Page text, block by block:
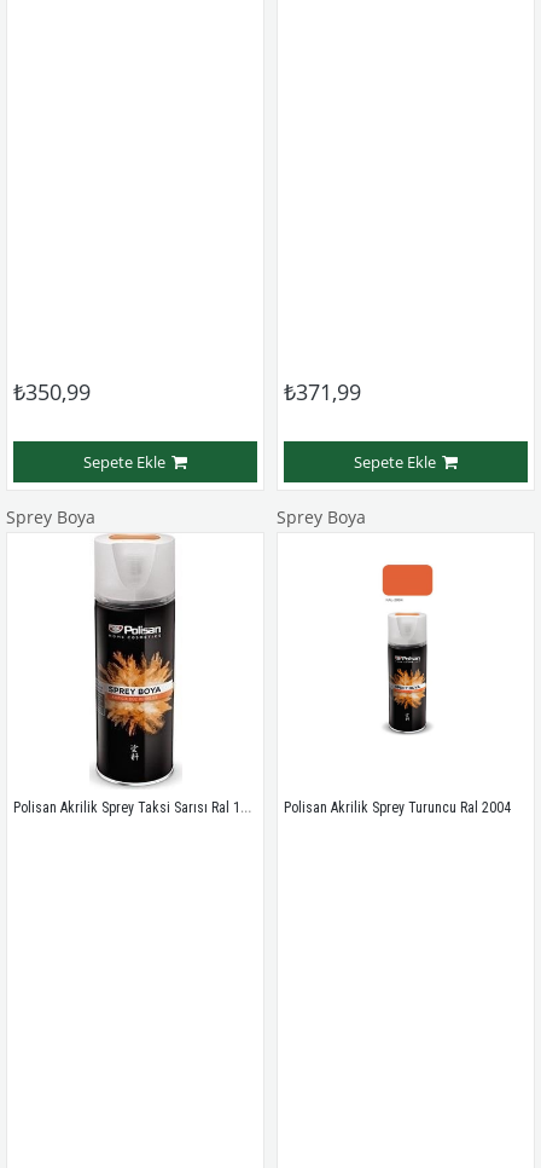
₺350,99
Sepete Ekle
₺371,99
Sepete Ekle
Sprey Boya
Polisan Akrilik Sprey Taksi Sarısı Ral 1003
Sprey Boya
Polisan Akrilik Sprey Turuncu Ral 2004